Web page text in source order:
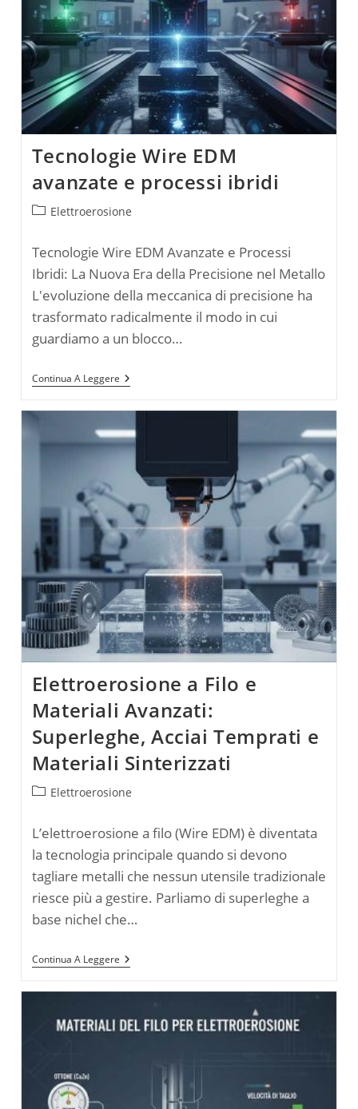
Tecnologie Wire EDM
avanzate e processi ibridi
Categoria
Elettroerosione
Tecnologie Wire EDM Avanzate e Processi
Ibridi: La Nuova Era della Precisione nel Metallo
L'evoluzione della meccanica di precisione ha
trasformato radicalmente il modo in cui
guardiamo a un blocco…
Continua A LeggereTecnologie
Wire
E
Processi
Ibridi
Elettroerosione a Filo e
Materiali Avanzati:
Superleghe, Acciai Temprati e
Materiali Sinterizzati
Categoria
Elettroerosione
L’elettroerosione a filo (Wire EDM) è diventata
la tecnologia principale quando si devono
tagliare metalli che nessun utensile tradizionale
riesce più a gestire. Parliamo di superleghe a
base nichel che…
Continua A LeggereElettroerosione
A
Avanzati:
Superleghe,
Materiali
Sinterizzati